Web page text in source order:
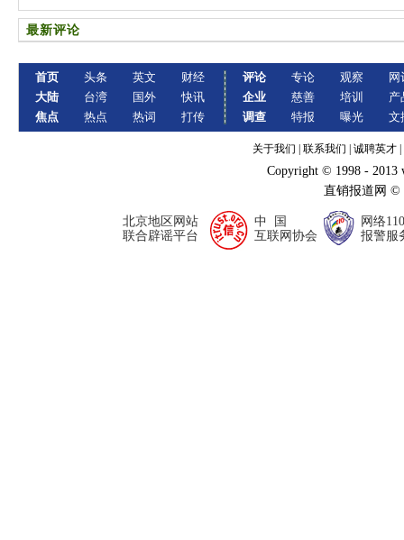
最新评论
首页
大陆
焦点
头条
台湾
热点
英文
国外
热词
财经
快讯
打传
评论
企业
调查
专论
慈善
特报
观察
培训
曝光
网
产
文
关于我们 联系我们 诚聘英才
Copyright © 1998 - 2013
直销报道网
北京地区网站
联合辟谣平台
中 国
互联网协会
网络110
报警服